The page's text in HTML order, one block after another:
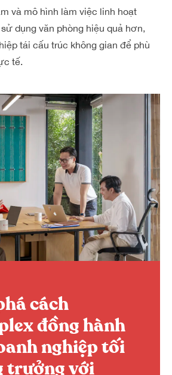
và mô hình làm việc linh hoạt
dụng văn phòng hiệu quả hơn,
tái cấu trúc không gian để phù
tế.
cách
đồng hành
nghiệp tối
trưởng với